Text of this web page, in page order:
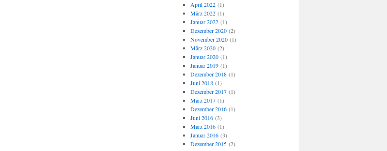
April 2022(1)
März 2022(1)
Januar 2022(1)
Dezember 2020(2)
November 2020(1)
März 2020(2)
Januar 2020(1)
Januar 2019(1)
Dezember 2018(1)
Juni 2018(1)
Dezember 2017(1)
März 2017(1)
Dezember 2016(1)
Juni 2016(3)
März 2016(1)
Januar 2016(3)
Dezember 2015(2)